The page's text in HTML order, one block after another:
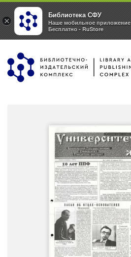
Перейти
основному
×
Библиотека СФУ
Наше мобильное приложение
Бесплатно - RuStore